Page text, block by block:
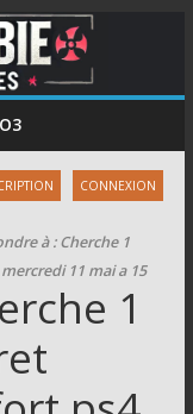
CONNEXION
à : Cherche 1
11 mai a 15
1